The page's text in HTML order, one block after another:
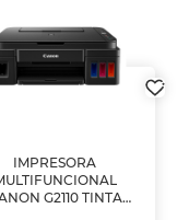
IMPRESORA
G2110 TINTA